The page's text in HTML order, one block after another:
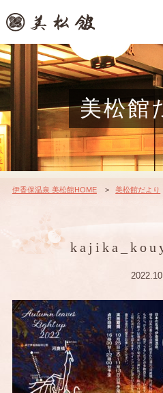
美松館
伊香保温泉 美松館HOME 美松館だより